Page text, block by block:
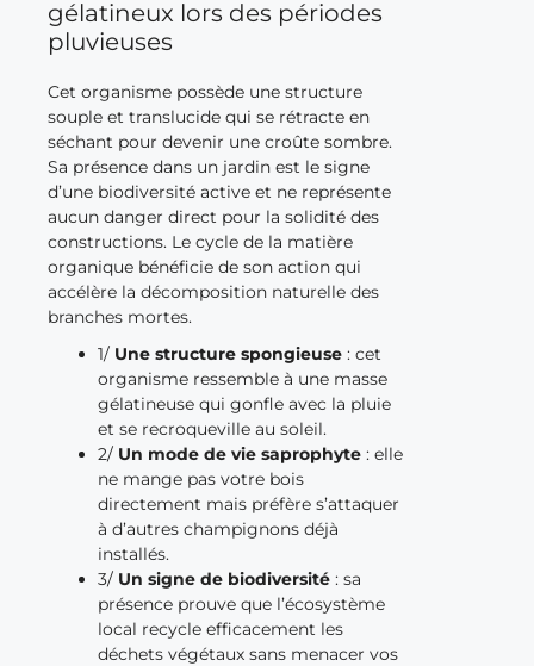
gélatineux lors des périodes
pluvieuses
Cet organisme possède une structure
souple et translucide qui se rétracte en
séchant pour devenir une croûte sombre.
Sa présence dans un jardin est le signe
d’une biodiversité active et ne représente
aucun danger direct pour la solidité des
constructions. Le cycle de la matière
organique bénéficie de son action qui
accélère la décomposition naturelle des
branches mortes.
1/ Une structure spongieuse : cet
organisme ressemble à une masse
gélatineuse qui gonfle avec la pluie
et se recroqueville au soleil.
2/ Un mode de vie saprophyte : elle
ne mange pas votre bois
directement mais préfère s’attaquer
à d’autres champignons déjà
installés.
3/ Un signe de biodiversité : sa
présence prouve que l’écosystème
local recycle efficacement les
déchets végétaux sans menacer vos